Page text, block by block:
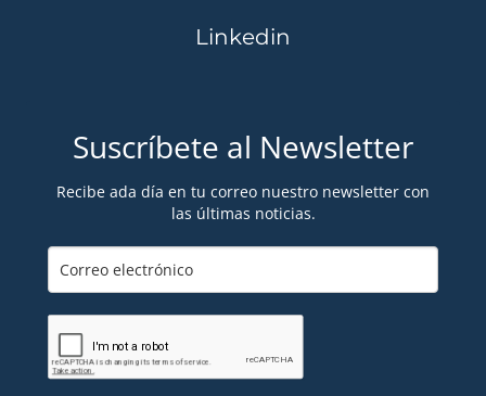
Linkedin
Suscríbete al Newsletter
Recibe ada día en tu correo nuestro newsletter con
las últimas noticias.